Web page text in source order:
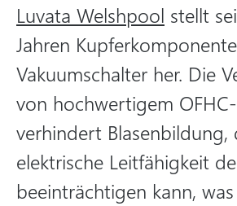
Luvata Welshpool stellt
Jahren
Vakuumschalter her. Die
von hochwertigem
verhindert Blasenbildung,
elektrische Leitfähigkeit
beeinträchtigen kann,